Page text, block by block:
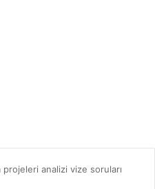
projeleri analizi vize soruları